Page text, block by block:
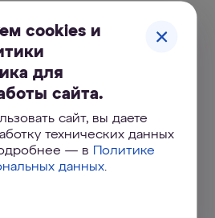
cookies и
для
сайта.
сайт, вы даете
технических данных
— в Политике
данных.